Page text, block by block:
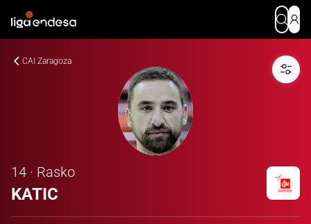
CAI Zaragoza
14 · Rasko
KATIC